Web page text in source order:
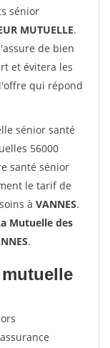
sénior
MUTUELLE.
de bien
et évitera les
qui répond
sénior santé
56000
santé sénior
le tarif de
à VANNES.
Mutuelle des
.